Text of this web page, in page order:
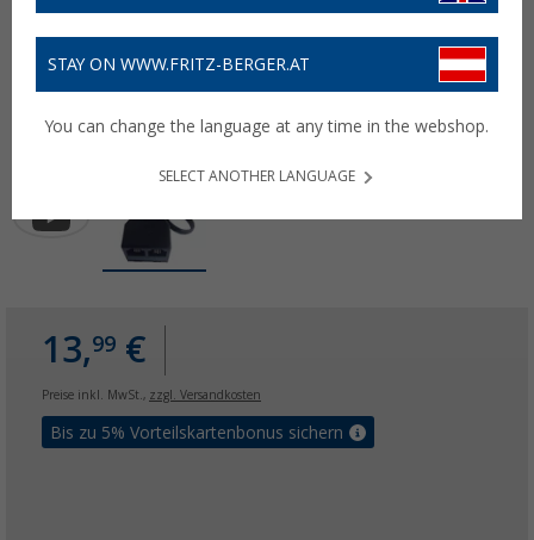
13,99 €
Preise inkl. MwSt., zzgl. Versandkosten
Bis zu 5% Vorteilskartenbonus sichern
STAY ON WWW.FRITZ-BERGER.AT
You can change the language at any time in the webshop.
SELECT ANOTHER LANGUAGE